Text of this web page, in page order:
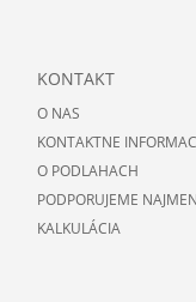
KONTAKT
O NAS
KONTAKTNE
O PODLAHACH
PODPORUJEME
KALKULÁCIA